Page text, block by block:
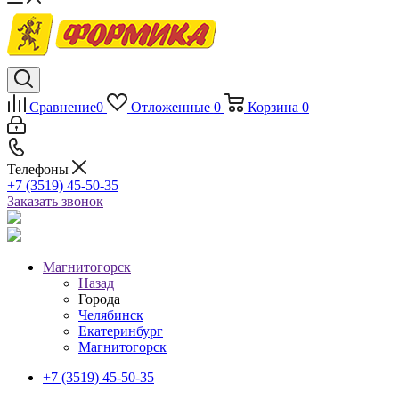
Сравнение0 Отложенные 0 Корзина 0
Телефоны
+7 (3519) 45-50-35
Заказать звонок
Магнитогорск
Назад
Города
Челябинск
Екатеринбург
Магнитогорск
+7 (3519) 45-50-35